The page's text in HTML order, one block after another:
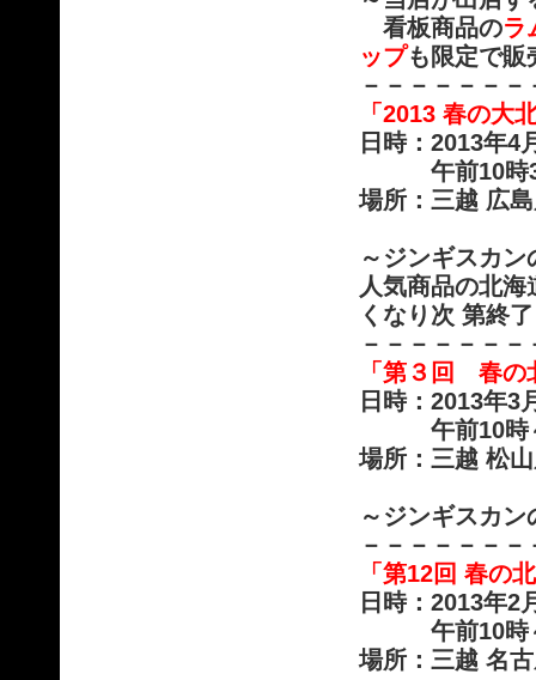
看板商品のラ
ップも限定で販
－－－－－－
「2013 春の
日時：2013年4
午前10時30
場所：三越 広
～ジンギスカ
人気商品の北海
くなり次 第終
－－－－－－
「第３回 春
日時：2013年3
午前10時～
場所：三越 松
～ジンギスカ
－－－－－－
「第12回 春の
日時：2013年2
午前10時～
場所：三越 名